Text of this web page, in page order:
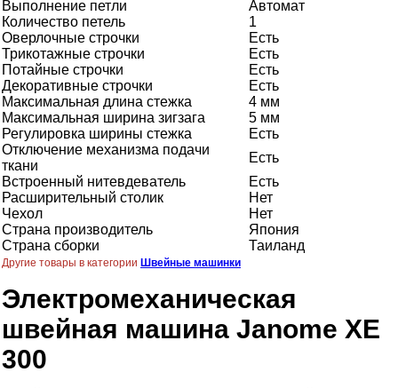
Выполнение петли
Автомат
Количество петель
1
Оверлочные строчки
Есть
Трикотажные строчки
Есть
Потайные строчки
Есть
Декоративные строчки
Есть
Максимальная длина стежка
4 мм
Максимальная ширина зигзага
5 мм
Регулировка ширины стежка
Есть
Отключение механизма подачи
ткани
Есть
Встроенный нитевдеватель
Есть
Расширительный столик
Нет
Чехол
Нет
Страна производитель
Япония
Страна сборки
Таиланд
Другие товары в категории Швейные машинки
Электромеханическая
швейная машина Janome XE
300